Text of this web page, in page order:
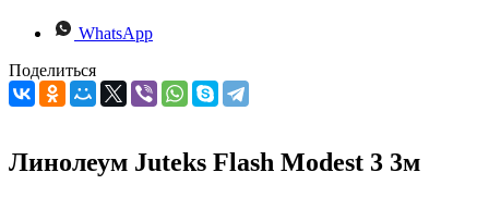
WhatsApp
Поделиться
Линолеум Juteks Flash Modest 3 3м